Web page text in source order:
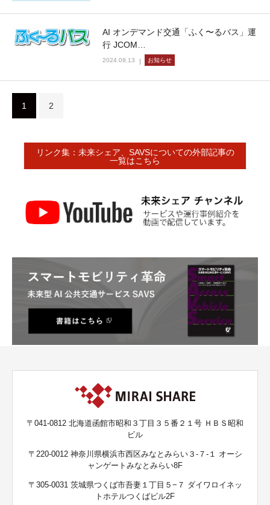
AI オンデマンド交通「ふく〜るバス」運
行 JCOM…
2024.09.13 お知らせ
1 2
リンク集：未来シェア、SAVSについての外部記事の
一覧はこちら
〒041-0812 北海道函館市昭和３丁目３５番２１号 ＨＢＳ昭和
ビル
〒220-0012 神奈川県横浜市西区みなとみらい３-７-１ オーシ
ャンゲートみなとみらい8F
〒305-0031 茨城県つくば市吾妻１丁目５−７ ダイワロイネッ
トホテルつくばビル2F